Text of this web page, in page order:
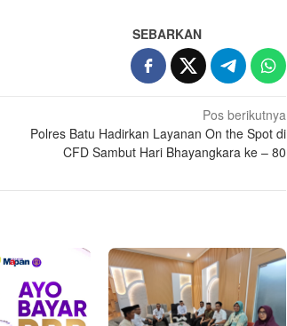
SEBARKAN
Pos berikutnya
Polres Batu Hadirkan Layanan On the Spot di
CFD Sambut Hari Bhayangkara ke – 80